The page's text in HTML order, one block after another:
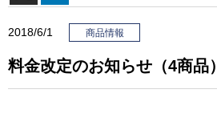
2018/6/1 商品情報
料金改定のお知らせ（4商品）